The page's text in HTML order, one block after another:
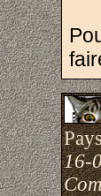
16-